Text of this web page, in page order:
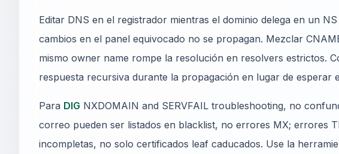
Editar DNS en el registrador mientras el dominio delega en un
cambios en el panel equivocado no se propagan. Mezclar
mismo owner name rompe la resolución en resolvers estrictos.
respuesta recursiva durante la propagación en lugar de esperar
Para DIG NXDOMAIN and SERVFAIL troubleshooting, no
correo pueden ser listados en blacklist, no errores MX; errores
incompletas, no solo certificados leaf caducados. Use la